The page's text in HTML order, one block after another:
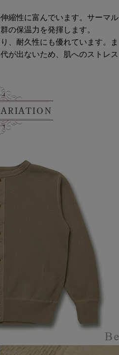
縮性に富んでいます。サーマル
の保温力を発揮します。
、耐久性にも優れています。ま
が出ないため、肌へのストレス